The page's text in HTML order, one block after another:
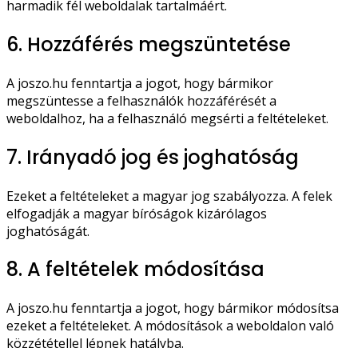
harmadik fél weboldalak tartalmáért.
6. Hozzáférés megszüntetése
A joszo.hu fenntartja a jogot, hogy bármikor
megszüntesse a felhasználók hozzáférését a
weboldalhoz, ha a felhasználó megsérti a feltételeket.
7. Irányadó jog és joghatóság
Ezeket a feltételeket a magyar jog szabályozza. A felek
elfogadják a magyar bíróságok kizárólagos
joghatóságát.
8. A feltételek módosítása
A joszo.hu fenntartja a jogot, hogy bármikor módosítsa
ezeket a feltételeket. A módosítások a weboldalon való
közzététellel lépnek hatályba.